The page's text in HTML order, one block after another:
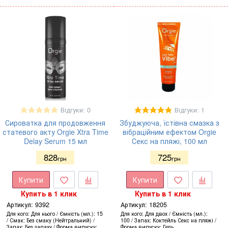
Відгуки: 0
Сироватка для продовження
статевого акту Orgie Xtra Time
Delay Serum 15 мл
828грн
Купити
Купить в 1 клик
Артикул: 9392
Для кого Для нього Ємність (мл.) 15
Смак Без смаку (Нейтральний)
Відгуки: 1
Збуджуюча, їстівна смазка з
вібраційним ефектом Orgie
Секс на пляжі, 100 мл
725грн
Купити
Купить в 1 клик
Артикул: 18205
Для кого Для двох
Ємність (мл.)
100 Запах Коктейль Секс на пляжі